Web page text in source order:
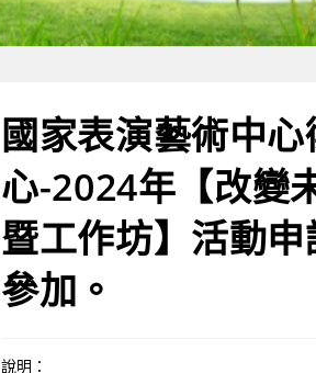
國家表演藝術中
心-2024年【改變
暨工作坊】活動
參加。
說明：​